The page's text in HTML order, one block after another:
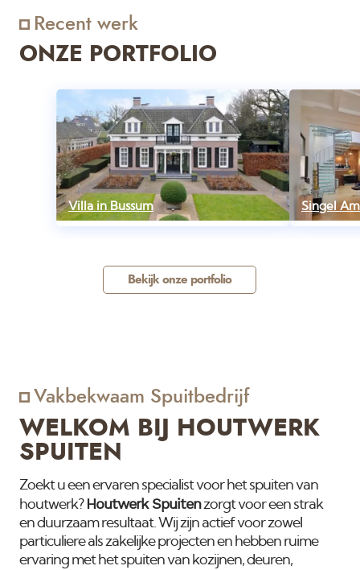
Recent werk
ONZE PORTFOLIO
Villa in Bussum Singel
Bekijk onze portfolio
Vakbekwaam Spuitbedrijf
WELKOM BIJ HOUTWERK
SPUITEN
Zoekt u een ervaren specialist voor het spuiten van
houtwerk? Houtwerk Spuitenzorgt voor een strak
en duurzaam resultaat. Wij zijn actief voor zowel
particuliere als zakelijke projecten en hebben ruime
ervaring met het spuiten van kozijnen, deuren,